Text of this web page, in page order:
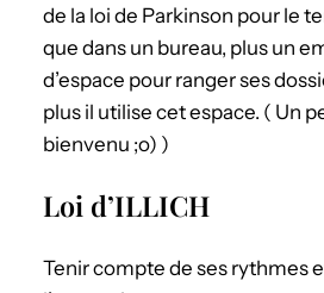
de la loi de Parkinson pour le
que dans un bureau, plus un
d’espace pour ranger ses
plus il utilise cet espace. ( Un
bienvenu ;o) )
Loi d’ILLICH
Tenir compte de ses rythmes